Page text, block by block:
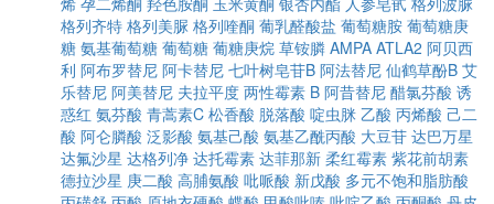
格列齐特 格列美脲 格列喹酮 葡乳醛酸盐 葡萄糖胺 葡萄糖庚
糖 氨基葡萄糖 葡萄糖 葡糖庚烷 草铵膦 AMPA ATLA2 阿贝西
利 阿布罗替尼 阿卡替尼 七叶树皂苷B 阿法替尼 仙鹤草酚B 艾
乐替尼 阿美替尼 夫拉平度 两性霉素 B 阿昔替尼 醋氯芬酸 诱
惑红 氨芬酸 青蒿素C 松香酸 脱落酸 啶虫脒 乙酸 丙烯酸 己二
酸 阿仑膦酸 泛影酸 氨基己酸 氨基乙酰丙酸 大豆苷 达巴万星
达氟沙星 达格列净 达托霉素 达菲那新 柔红霉素 紫花前胡素
德拉沙星 庚二酸 高脯氨酸 吡哌酸 新戊酸 多元不饱和脂肪酸